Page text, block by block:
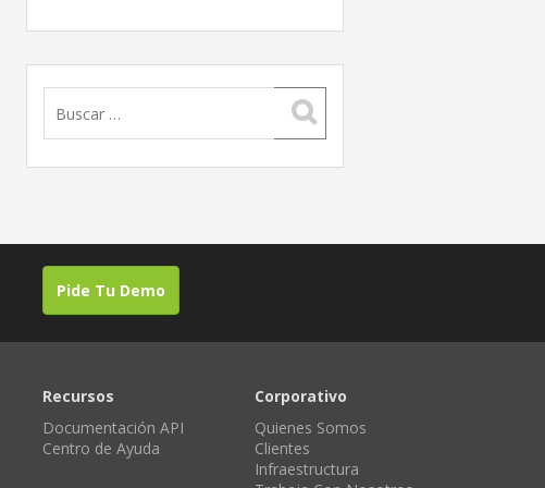
Pide Tu Demo
Recursos
Documentación API
Centro de Ayuda
Corporativo
Quienes Somos
Clientes
Infraestructura